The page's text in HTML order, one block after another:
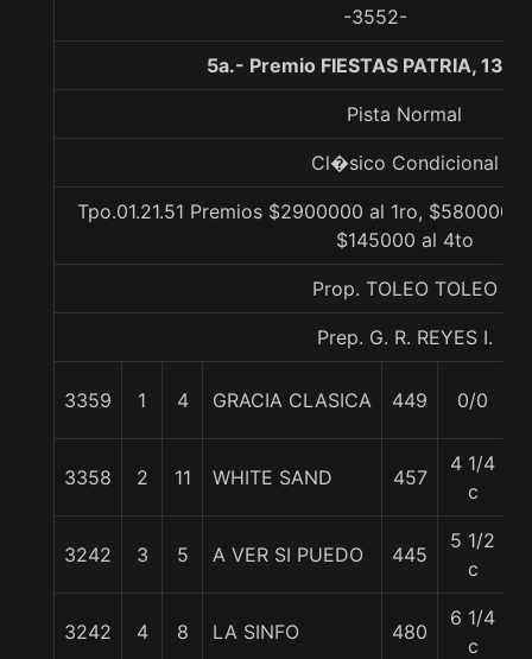
-3552-
5a.- Premio FIESTAS PATRIA,
Pista Normal
Cl�sico Condicional
Tpo.01.21.51 Premios $2900000 al 1ro, $580000
$145000 al 4to
Prop. TOLEO TOLEO
Prep. G. R. REYES I.
3359 1 4 GRACIA CLASICA 449 0/0
3358 2 11 WHITE SAND 457
4 1/4
c
3242 3 5 A VER SI PUEDO 445
5 1/2
c
3242 4 8 LA SINFO 480
6 1/4
c